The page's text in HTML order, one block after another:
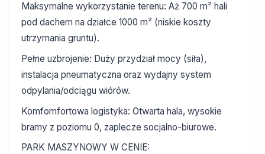
Maksymalne wykorzystanie terenu: Aż 700 m² hali
pod dachem na działce 1000 m² (niskie koszty
utrzymania gruntu).
Pełne uzbrojenie: Duży przydział mocy (siła),
instalacja pneumatyczna oraz wydajny system
odpylania/odciągu wiórów.
Komfomfortowa logistyka: Otwarta hala, wysokie
bramy z poziomu 0, zaplecze socjalno-biurowe.
PARK MASZYNOWY W CENIE: